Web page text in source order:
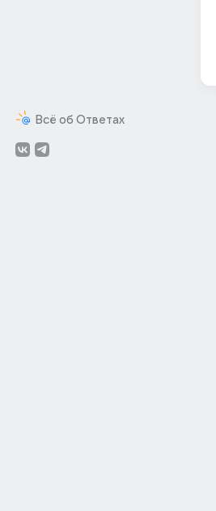
Всё об Ответах